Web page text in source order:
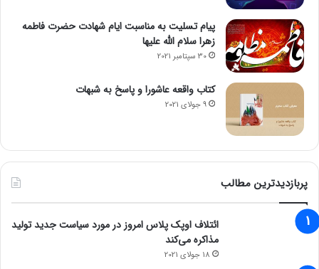
پیام تسلیت به مناسبت ایام شهادت حضرت فاطمه
زهرا سلام الله علیها
30 سپتامبر 2021
کتاب واقعه عاشورا و پاسخ به شبهات
9 جولای 2021
پربازدیدترین مطالب
ائتلاف اوپک پلاس امروز در مورد سیاست جدید تولید
مذاکره می‌کند
18 جولای 2021